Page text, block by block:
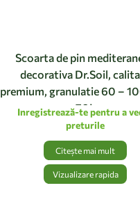
Scoarta de pin
decorativa Dr.Soil,
premium, granulatie 60 –
70L
Inregistrează-te pentru a
preturile
Citește mai mult
Vizualizare rapida